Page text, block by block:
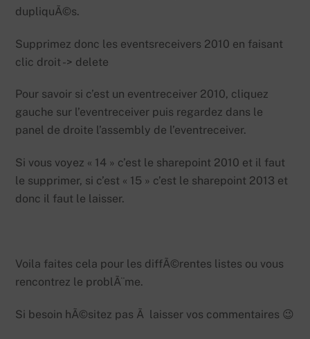
dupliquÃ©s.
Supprimez donc les eventsreceivers 2010 en faisant
clic droit -> delete
Pour savoir si c’est un eventreceiver 2010, cliquez
gauche sur l’eventreceiver puis regardez dans le
panel de droite l’assembly de l’eventreceiver.
Si vous voyez « 14 » c’est le sharepoint 2010 et il faut
le supprimer, si c’est « 15 » c’est le sharepoint 2013 et
donc il faut le laisser.
Voila faites cela pour les diffÃ©rentes listes ou vous
rencontrez le problÃ¨me.
Si besoin hÃ©sitez pas Ã laisser vos commentaires 😉